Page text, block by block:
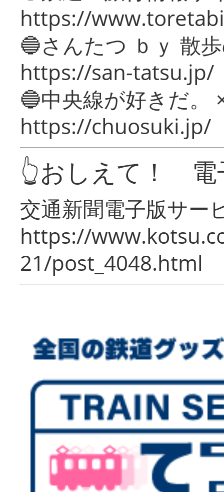
https://
🔵さんたつ ｂｙ 散
https://san-tatsu.jp/
🔵中央線が好きだ。
https://chuosuki.jp/
👆おしえて！ 電
交通新聞電子版サー
https://
21/post_4048.html